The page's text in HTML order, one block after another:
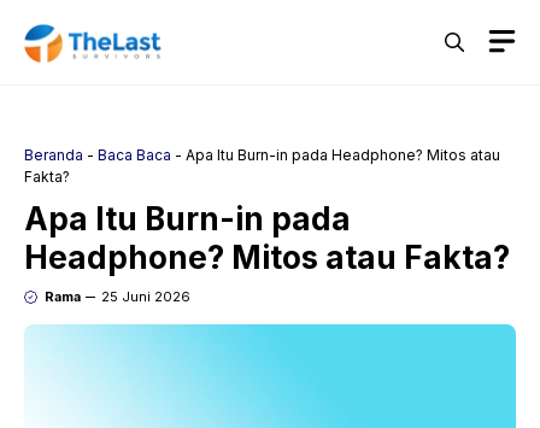
Beranda - Baca Baca - Apa Itu Burn-in pada Headphone? Mitos atau
Fakta?
Apa Itu Burn-in pada
Headphone? Mitos atau Fakta?
Rama 25 Juni 2026